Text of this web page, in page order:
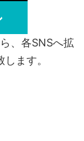
、各SNSへ拡
ます。